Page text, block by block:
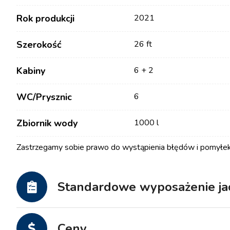
Rok produkcji 2021
Szerokość 26 ft
Kabiny 6 + 2
WC/Prysznic 6
Zbiornik wody 1000 l
Zastrzegamy sobie prawo do wystąpienia błędów i
Standardowe wyposażenie
O nas
Partnerzy
Najczęściej Zadawane
Pytania
Łodzie Motorowe